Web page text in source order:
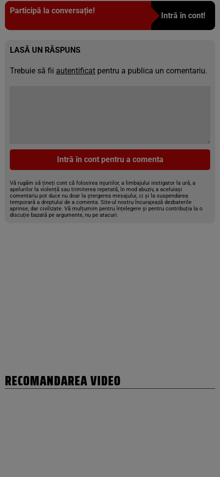
Participă la conversație!
Intră în cont!
LASĂ UN RĂSPUNS
Trebuie să fii autentificat pentru a publica un comentariu.
Intră în cont pentru a comenta
Vă rugăm să țineți cont că folosirea injuriilor, a limbajului instigator la ură, a
apelurilor la violență sau trimiterea repetată, în mod abuziv, a aceluiași
comentariu pot duce nu doar la ștergerea mesajului, ci și la suspendarea
temporară a dreptului de a comenta. Site-ul nostru încurajează dezbaterile
aprinse, dar civilizate. Vă mulțumim pentru înțelegere și pentru contribuția la o
discuție bazată pe argumente, nu pe atacuri.
RECOMANDAREA VIDEO